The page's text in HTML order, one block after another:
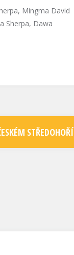
Mingma David
Sherpa, Dawa
STŘEDOHOŘÍ